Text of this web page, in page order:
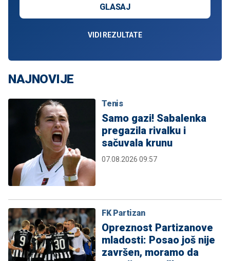
GLASAJ
VIDI REZULTATE
NAJNOVIJE
Tenis
Samo gazi! Sabalenka
pregazila rivalku i
sačuvala krunu
07.08.2026 09:57
FK Partizan
Opreznost Partizanove
mladosti: Posao još nije
završen, moramo da